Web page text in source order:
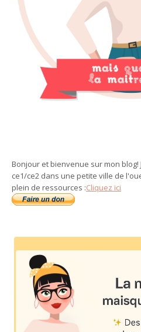
Bonjour et bienvenue sur mon
ce1/ce2 dans une petite ville de
plein de ressources :Cliquez ici